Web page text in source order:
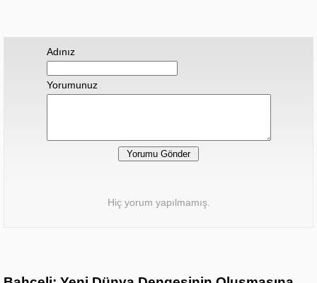
Adınız
Yorumunuz
Hiç yorum yapılmamış.